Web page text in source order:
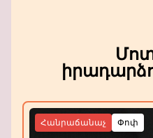
Փոփ
Հանրաճանաչ